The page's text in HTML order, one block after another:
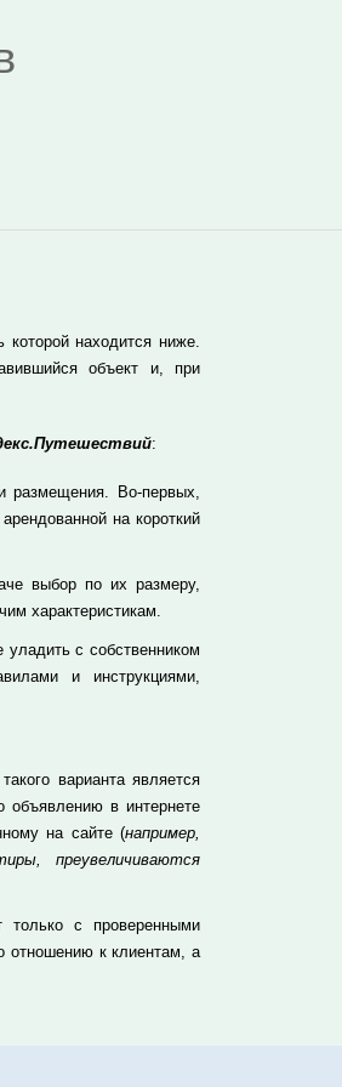
находится ниже.
объект и, при
:
размещения. Во-первых,
на короткий
выбор по их размеру,
характеристикам.
с собственником
и инструкциями,
варианта является
объявлению в интернете
на сайте (например,
преувеличиваются
с проверенными
отношению к клиентам, а